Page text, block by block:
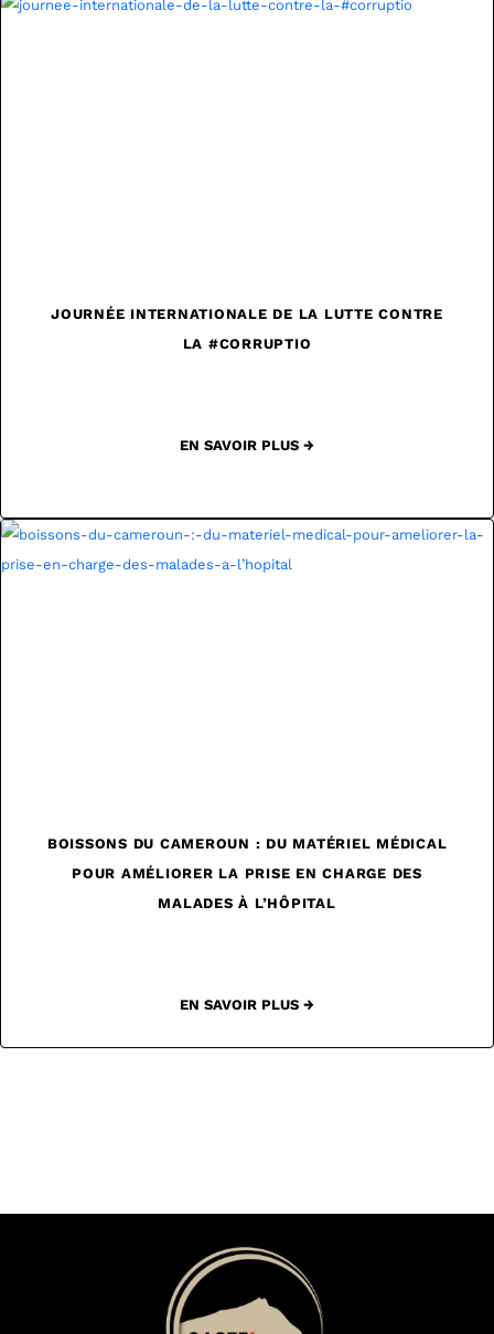
JOURNÉE INTERNATIONALE DE LA LUTTE CONTRE
LA #CORRUPTIO
EN SAVOIR PLUS →
BOISSONS DU CAMEROUN : DU MATÉRIEL MÉDICAL
POUR AMÉLIORER LA PRISE EN CHARGE DES
MALADES À L’HÔPITAL
EN SAVOIR PLUS →